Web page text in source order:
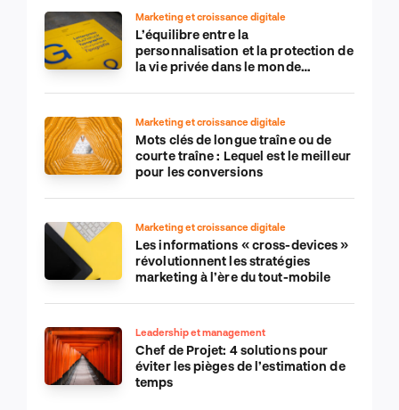
Marketing et croissance digitale
L’équilibre entre la
personnalisation et la protection de
la vie privée dans le monde
Marketing et croissance digitale
Mots clés de longue traîne ou de
courte traîne : Lequel est le meilleur
pour les conversions
Marketing et croissance digitale
Les informations « cross-devices »
révolutionnent les stratégies
marketing à l’ère du tout-mobile
Leadership et management
Chef de Projet: 4 solutions pour
éviter les pièges de l’estimation de
temps